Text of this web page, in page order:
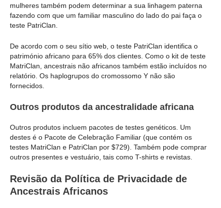
mulheres também podem determinar a sua linhagem paterna
fazendo com que um familiar masculino do lado do pai faça o
teste PatriClan.
De acordo com o seu sítio web, o teste PatriClan identifica o
património africano para 65% dos clientes. Como o kit de teste
MatriClan, ancestrais não africanos também estão incluídos no
relatório. Os haplogrupos do cromossomo Y não são
fornecidos.
Outros produtos da ancestralidade africana
Outros produtos incluem pacotes de testes genéticos. Um
destes é o Pacote de Celebração Familiar (que contém os
testes MatriClan e PatriClan por $729). Também pode comprar
outros presentes e vestuário, tais como T-shirts e revistas.
Revisão da Política de Privacidade de
Ancestrais Africanos